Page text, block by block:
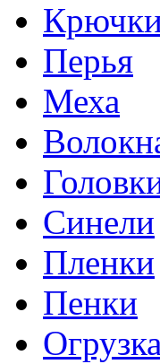
Перья
Меха
Синели
Пленки
Пенки